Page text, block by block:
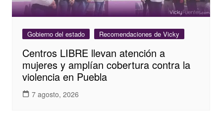
Gobierno del estado Recomendaciones de Vicky
Centros LIBRE llevan atención a
mujeres y amplían cobertura contra la
violencia en Puebla
7 agosto, 2026